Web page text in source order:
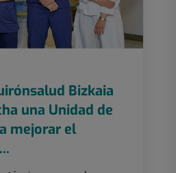
Bizkaia
una Unidad de
mejorar el